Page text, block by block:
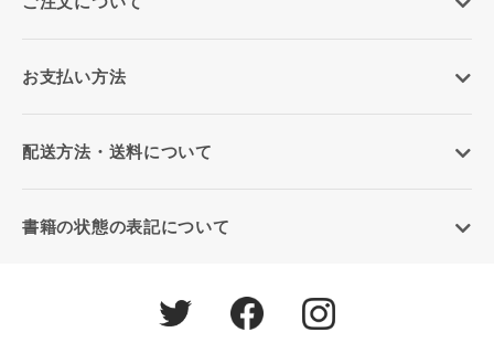
お支払い方法
配送方法・送料について
書籍の状態の表記について